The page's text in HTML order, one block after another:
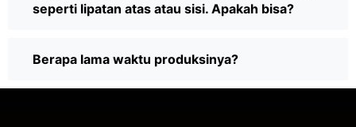
seperti lipatan atas atau sisi. Apakah bisa?
Berapa lama waktu produksinya?